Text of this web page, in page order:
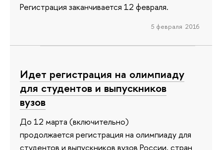
Регистрация заканчивается 12 февраля.
5 февраля 2016
Идет регистрация на олимпиаду
для студентов и выпускников
вузов
До 12 марта (включительно)
продолжается регистрация на олимпиаду для
студентов и выпускников вузов России, стран